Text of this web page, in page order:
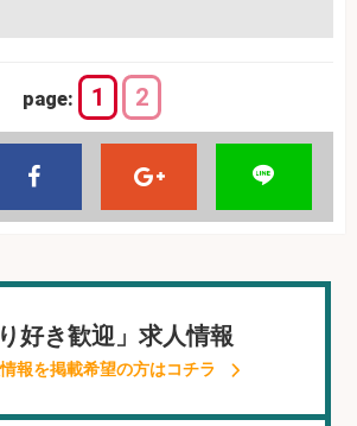
page: 1 2
り好き歓迎」求人情報
報を掲載希望の方はコチラ